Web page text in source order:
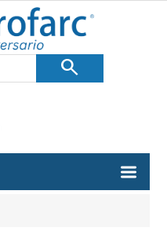
search